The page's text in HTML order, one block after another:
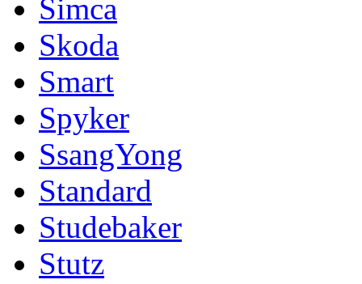
Simca
Skoda
Smart
Spyker
SsangYong
Standard
Studebaker
Stutz